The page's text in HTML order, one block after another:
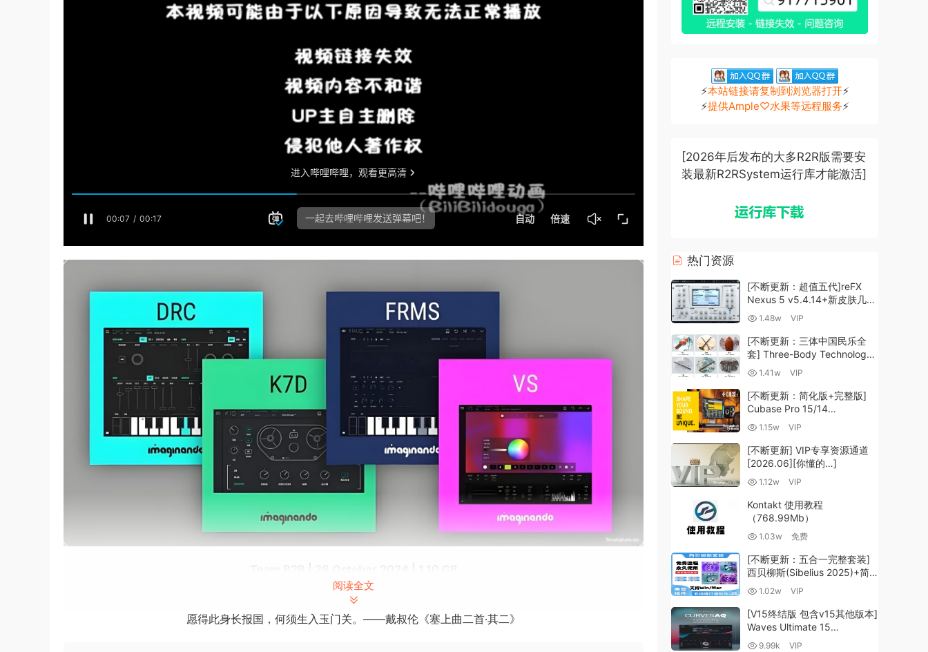
[全套高品质合成器效果器+预设]Imaginando Plug-ins Bundle 2024-11 R2R [WiN]
阅读全文
愿得此身长报国，何须生入玉门关。——戴叔伦《塞上曲二首·其二》
⚡本站链接请复制到浏览器打开⚡
⚡提供Ample♡水果等远程服务⚡
[2026年后发布的大多R2R版需要安
装最新R2RSystem运行库才能激活]
热门资源
[不断更新：超值五代]reFX
Nexus 5 v5.4.14+新皮肤几十
套+原厂+全套扩展+教程
1.48w VIP
[不断更新：三体中国民乐全
套] Three-Body Technology-
R2R [WiN, MacOSX]
1.41w VIP
[不断更新：简化版+完整版]
Cubase Pro 15/14
VR/R2R/U2B+原厂音源+插件
MacOSX]（704.0MB+）
1.15w VIP
[不断更新] VIP专享资源通道
[2026.06][你懂的…]
1.12w VIP
Kontakt 使用教程
（768.99Mb）
1.03w 免费
[不断更新：五合一完整套装]
西贝柳斯(Sibelius 2025)+简
谱插件V8+图片识别+音频识别
MacOSX]（80.48GB+）
1.02w VIP
[V15终结版 包含v15其他版本]
Waves Ultimate 15
v25.05.27+一键安装版+安装
9.99k VIP